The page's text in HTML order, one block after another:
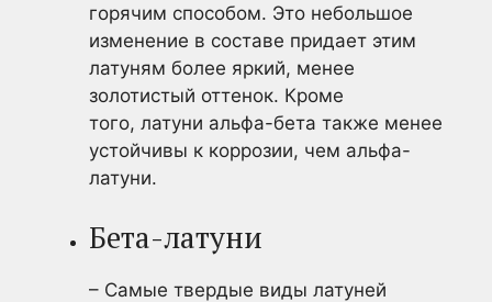
горячим способом. Это небольшое
изменение в составе придает этим
латуням более яркий, менее
золотистый оттенок. Кроме
того, латуни альфа-бета также менее
устойчивы к коррозии, чем альфа-
латуни.
Бета-латуни
– Самые твердые виды латуней